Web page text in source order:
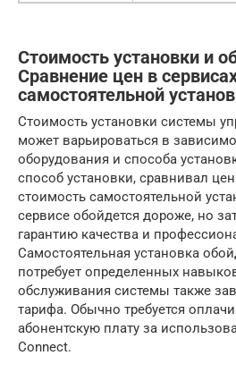
Стоимость установки и
Сравнение цен в
самостоятельной
Стоимость установки системы
может варьироваться в
оборудования и способа
способ установки, сравнивал
стоимость самостоятельной
сервисе обойдется дороже, но
гарантию качества и
Самостоятельная установка
потребует определенных
обслуживания системы также
тарифа. Обычно требуется
абонентскую плату за
Connect.